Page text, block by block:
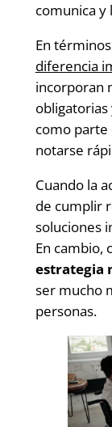
comunica y
En
diferencia
incorporan
como parte
notarse
Cuando la
de cumplir
soluciones
En cambio,
estrategia
ser mucho
personas.